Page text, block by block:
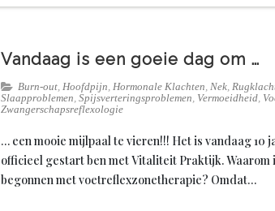
Vandaag is een goeie dag om …
Burn-out, Hoofdpijn, Hormonale Klachten, Nek,
Slaapproblemen, Spijsverteringsproblemen, Vermoeidheid,
Zwangerschapsreflexologie
… een mooie mijlpaal te vieren!!! Het is vandaag 10
officieel gestart ben met Vitaliteit Praktijk. Waarom
begonnen met voetreflexzonetherapie? Omdat…